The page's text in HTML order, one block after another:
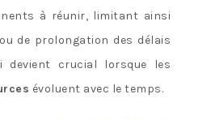
à réunir, limitant ainsi
de prolongation des délais
devient crucial lorsque les
évoluent avec le temps.